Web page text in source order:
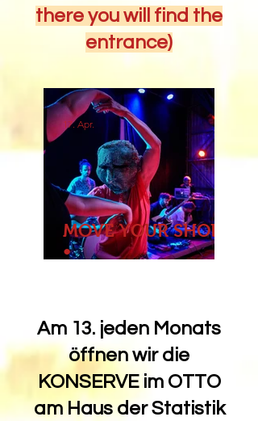
there you will find the
entrance)
MOVE YOUR SHOES
•
Konserve im Otto •
13.09.2026,
13.10.2026,
13.11.2026 • doors
19h • start 19h30
17. Apr.
​Am 13. jeden Monats
öffnen wir die
KONSERVE im OTTO
am Haus der Statistik